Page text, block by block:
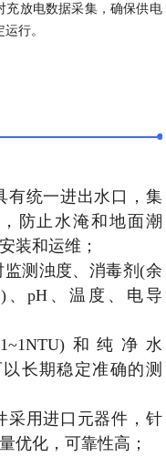
充放电数据采集，确保供电
行。
有统一进出水口，集
防止水淹和地面潮
装和运维；
测浊度、消毒剂(余
)、pH 、温度、电导
和纯净水
长期稳定准确的测
采用进口元器件，针
优化，可靠性高；